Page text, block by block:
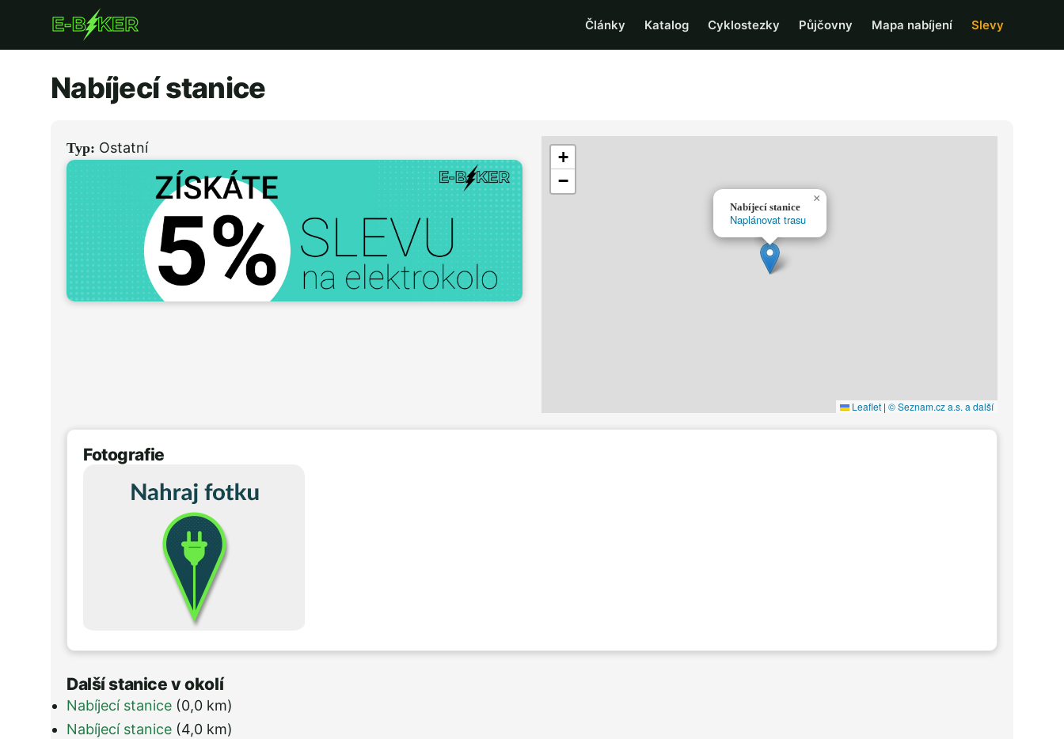
Články Katalog Cyklostezky Půjčovny Mapa nabíjení Slevy
Nabíjecí stanice
Typ: Ostatní
Nabíjecí stanice
Naplánovat trasu
×
+
−
Leaflet | © Seznam.cz a.s. a další
Fotografie
Další stanice v okolí
Nabíjecí stanice (0,0 km)
Nabíjecí stanice (4,0 km)